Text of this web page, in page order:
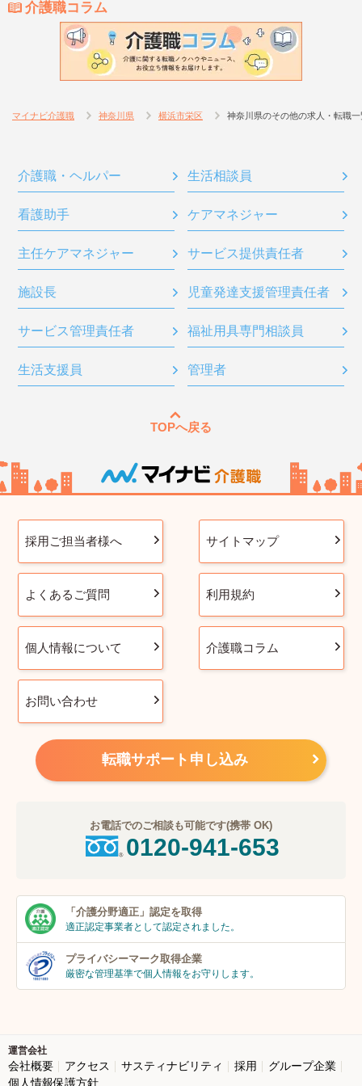
介護職コラム
マイナビ介護職 神奈川県 横浜市栄区 神奈川県のその他の求人・転職一
介護職・ヘルパー 生活相談員
看護助手 ケアマネジャー
主任ケアマネジャー サービス提供責任者
施設長 児童発達支援管理責任者
サービス管理責任者 福祉用具専門相談員
生活支援員 管理者
TOPへ戻る
採用ご担当者様へ サイトマップ
よくあるご質問 利用規約
個人情報について 介護職コラム
お問い合わせ
転職サポート申し込み
お電話でのご相談も可能です(携帯 OK)
0120-941-653
「介護分野適正」 認定を取得
適正認定事業者として認定されました。
プライバシーマーク取得企業
厳密な管理基準で個人情報をお守りします。
運営会社
会社概要 アクセス サスティナビリティ 採用
グループ企業
個人情報保護方針